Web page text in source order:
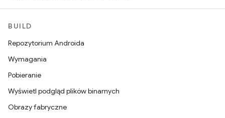
BUILD
Repozytorium Androida
Wymagania
Pobieranie
Wyświetl podgląd plików binarnych
Obrazy fabryczne